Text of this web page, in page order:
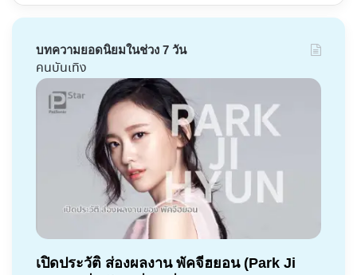
บทความยอดนิยมในช่วง 7 วัน
คนบันเทิง
เปิดประวัติ ส่องผลงาน พัคจีฮยอน (Park Ji